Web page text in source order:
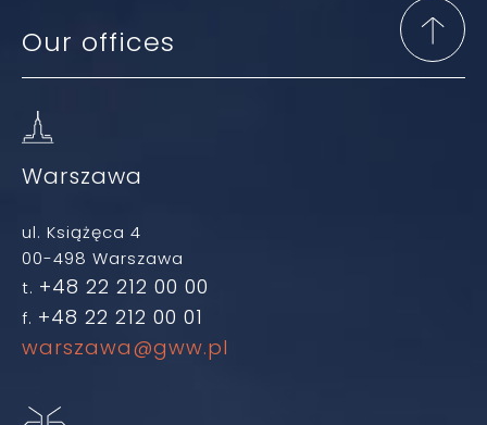
Our offices
Warszawa
ul. Książęca 4
00-498 Warszawa
t. +48 22 212 00 00
f. +48 22 212 00 01
warszawa@gww.pl